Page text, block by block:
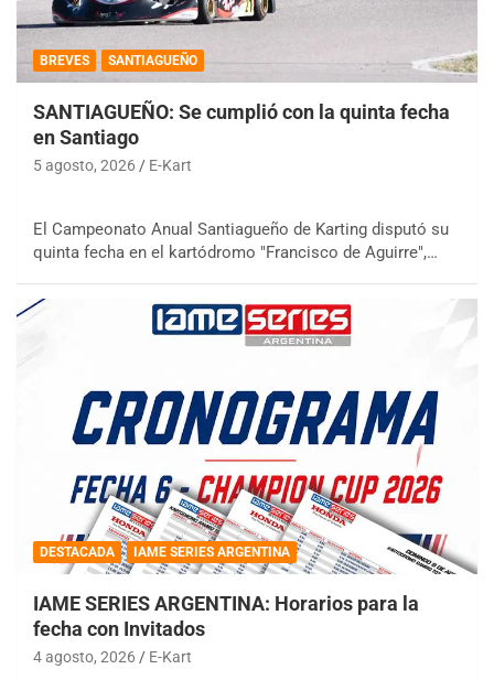
BREVES SANTIAGUEÑO
SANTIAGUEÑO: Se cumplió con la quinta fecha
en Santiago
5 agosto, 2026 E-Kart
El Campeonato Anual Santiagueño de Karting disputó su
quinta fecha en el kartódromo "Francisco de Aguirre",…
DESTACADA IAME SERIES ARGENTINA
IAME SERIES ARGENTINA: Horarios para la
fecha con Invitados
4 agosto, 2026 E-Kart